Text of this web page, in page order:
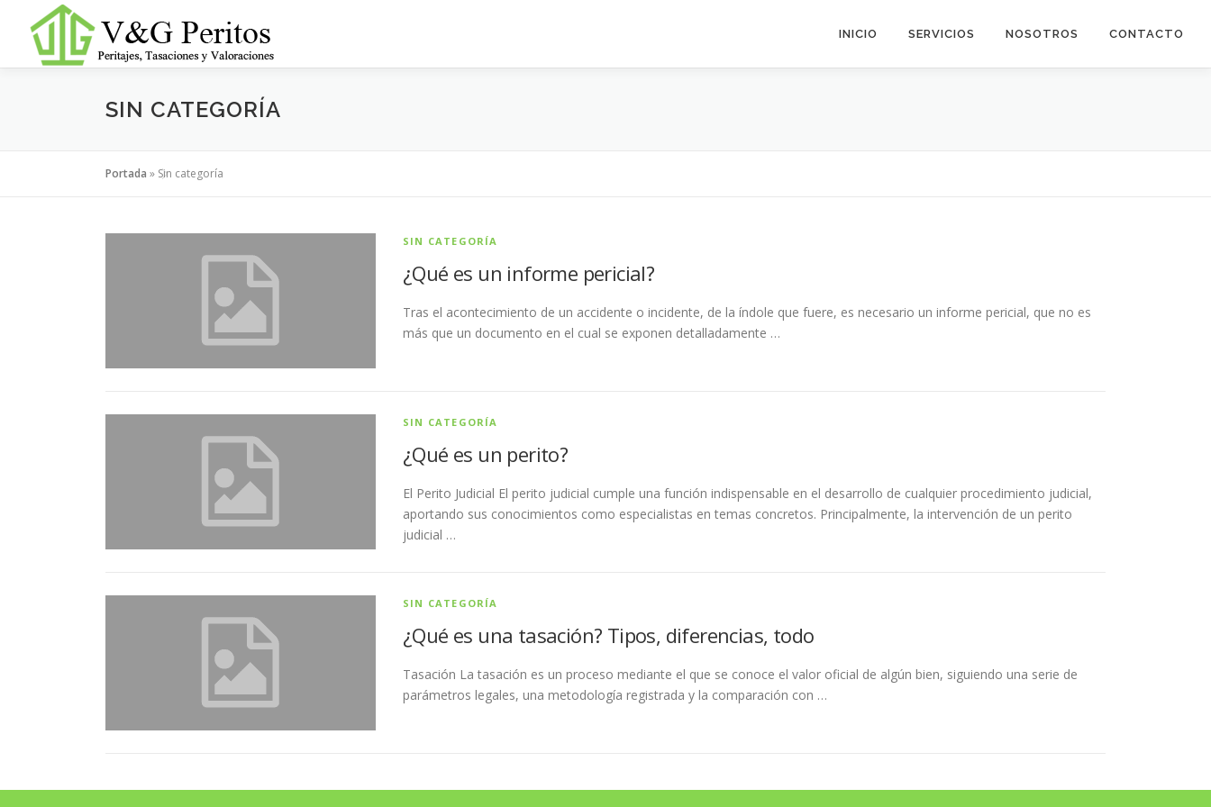
contenido
INICIO SERVICIOS NOSOTROS CONTACTO
SIN CATEGORÍA
Portada » Sin categoría
SIN CATEGORÍA
¿Qué es un informe pericial?
Tras el acontecimiento de un accidente o incidente, de la índole que fuere, es necesario un informe pericial, que no es
más que un documento en el cual se exponen detalladamente …
SIN CATEGORÍA
¿Qué es un perito?
El Perito Judicial El perito judicial cumple una función indispensable en el desarrollo de cualquier procedimiento judicial,
aportando sus conocimientos como especialistas en temas concretos. Principalmente, la intervención de un perito
judicial …
SIN CATEGORÍA
¿Qué es una tasación? Tipos, diferencias, todo
Tasación La tasación es un proceso mediante el que se conoce el valor oficial de algún bien, siguiendo una serie de
parámetros legales, una metodología registrada y la comparación con …